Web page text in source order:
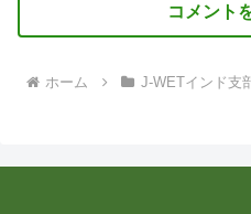
コメント
ホーム J-WETインド支